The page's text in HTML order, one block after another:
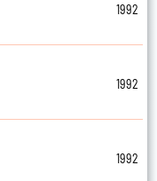
1992
1992
1992